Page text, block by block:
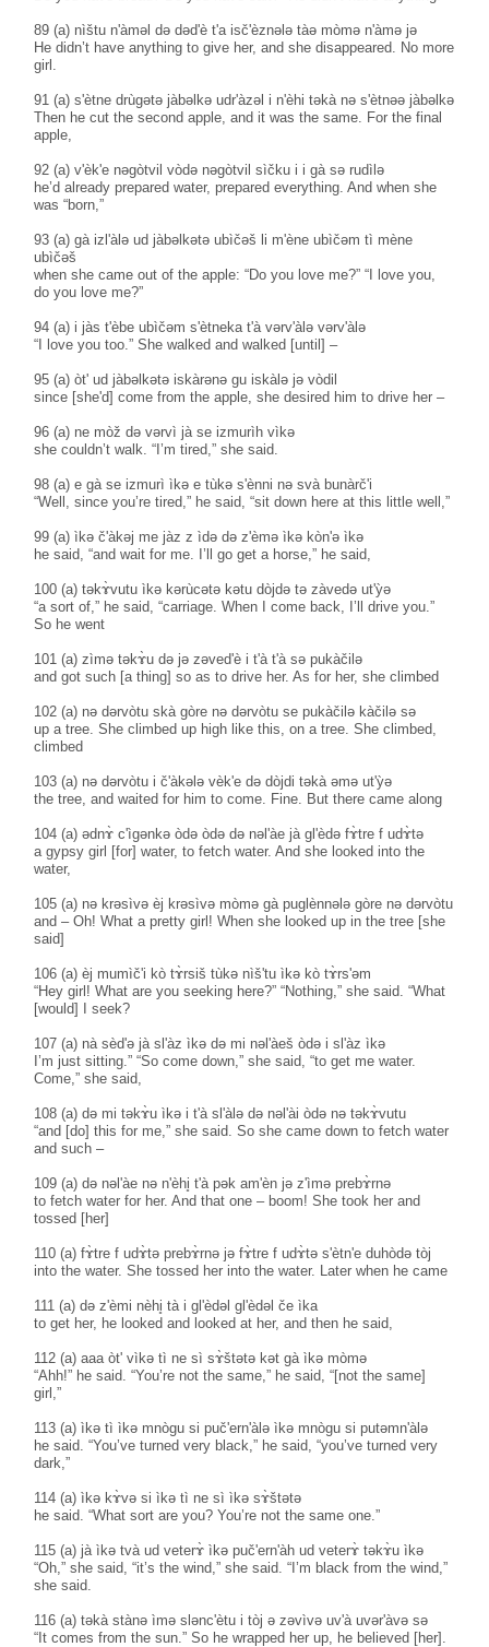
89 (a) nìštu n'àməl də dəd'è t'a isč'èznələ tàə mòmə n'àmə jə
He didn’t have anything to give her, and she disappeared. No more
girl.
91 (a) s'ètne drùgətə jàbəlkə udr'àzəl i n'èhi təkà nə s'ètnəə jàbəlkə
Then he cut the second apple, and it was the same. For the final
apple,
92 (a) v'èk'e nəgòtvil vòdə nəgòtvil sìčku i i gà sə rudìlə
he’d already prepared water, prepared everything. And when she
was “born,”
93 (a) gà izl'àlə ud jàbəlkətə ubìčəš li m'ène ubìčəm tì mène
ubìčəš
when she came out of the apple: “Do you love me?” “I love you,
do you love me?”
94 (a) i jàs t'èbe ubìčəm s'ètneka t'à vərv'àlə vərv'àlə
“I love you too.” She walked and walked [until] –
95 (a) òt' ud jàbəlkətə iskàrənə gu iskàlə jə vòdil
since [she'd] come from the apple, she desired him to drive her –
96 (a) ne mòž də vərvì jà se izmurìh vìkə
she couldn’t walk. “I’m tired,” she said.
98 (a) e gà se izmurì ìkə e tùkə s'ènni nə svà bunàrč'i
“Well, since you’re tired,” he said, “sit down here at this little well,”
99 (a) ìkə č'àkəj me jàz z ìdə də z'èmə ìkə kòn'ə ìkə
he said, “and wait for me. I’ll go get a horse,” he said,
100 (a) təkɤ̀vutu ìkə kərùcətə kətu dòjdə tə zàvedə ut'ỳə
“a sort of,” he said, “carriage. When I come back, I’ll drive you.”
So he went
101 (a) zìmə təkɤ̀u də jə zəved'è i t'à t'à sə pukàčilə
and got such [a thing] so as to drive her. As for her, she climbed
102 (a) nə dərvòtu skà gòre nə dərvòtu se pukàčilə kàčilə sə
up a tree. She climbed up high like this, on a tree. She climbed,
climbed
103 (a) nə dərvòtu i č'àkələ vèk'e də dòjdi təkà əmə ut'ỳə
the tree, and waited for him to come. Fine. But there came along
104 (a) ədnɤ̀ c'ìgənkə òdə òdə də nəl'àe jà gl'èdə fɤ̀tre f udɤ̀tə
a gypsy girl [for] water, to fetch water. And she looked into the
water,
105 (a) nə krəsìvə èj krəsìvə mòmə gà puglènnələ gòre nə dərvòtu
and – Oh! What a pretty girl! When she looked up in the tree [she
said]
106 (a) èj mumìč'i kò tɤ̀rsiš tùkə nìš'tu ìkə kò tɤ̀rs'əm
“Hey girl! What are you seeking here?” “Nothing,” she said. “What
[would] I seek?
107 (a) nà sèd'ə jà sl'àz ìkə də mi nəl'àeš òdə i sl'àz ìkə
I’m just sitting.” “So come down,” she said, “to get me water.
Come,” she said,
108 (a) də mi təkɤ̀u ìkə i t'à sl'àlə də nəl'ài òdə nə təkɤ̀vutu
“and [do] this for me,” she said. So she came down to fetch water
and such –
109 (a) də nəl'àe nə n'èhi̥ t'à pək am'èn jə z'ìmə prebɤ̀rnə
to fetch water for her. And that one – boom! She took her and
tossed [her]
110 (a) fɤ̀tre f udɤ̀tə prebɤ̀rnə jə fɤ̀tre f udɤ̀tə s'ètn'e duhòdə tòj
into the water. She tossed her into the water. Later when he came
111 (a) də z'èmi nèhi̥ tà i gl'èdəl gl'èdəl če ìka
to get her, he looked and looked at her, and then he said,
112 (a) aaa òt' vìkə tì ne sì sɤ̀štətə kət gà ìkə mòmə
“Ahh!” he said. “You’re not the same,” he said, “[not the same]
girl,”
113 (a) ìkə tì ìkə mnògu si puč'ern'àlə ìkə mnògu si putəmn'àlə
he said. “You’ve turned very black,” he said, “you’ve turned very
dark,”
114 (a) ìkə kɤ̀və si ìkə tì ne sì ìkə sɤ̀štətə
he said. “What sort are you? You’re not the same one.”
115 (a) jà ìkə tvà ud veterɤ̀ ìkə puč'ern'àh ud veterɤ̀ təkɤ̀u ìkə
“Oh,” she said, “it’s the wind,” she said. “I’m black from the wind,”
she said.
116 (a) təkà stànə ìmə slənc'ètu i tòj ə zəvìvə uv'à uvər'àvə sə
“It comes from the sun.” So he wrapped her up, he believed [her].